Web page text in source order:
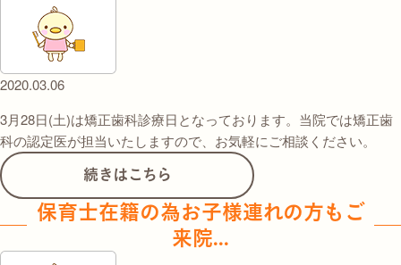
2020.03.06
3月28日(土)は矯正歯科診療日となっております。当院では矯正歯
科の認定医が担当いたしますので、お気軽にご相談ください。
続きはこちら
保育士在籍の為お子様連れの方もご
来院...